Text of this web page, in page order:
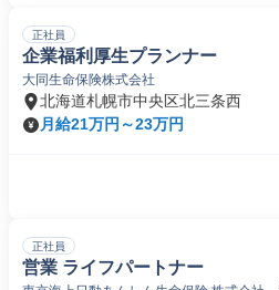
正社員
企業福利厚生プランナー
大同生命保険株式会社
北海道札幌市中央区北三条西
月給21万円～23万円
正社員
営業 ライフパートナー